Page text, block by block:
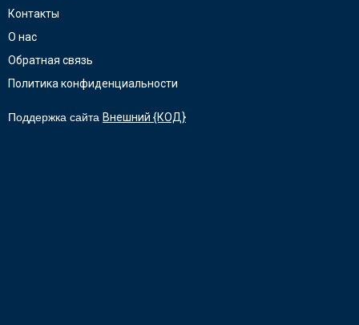
Контакты
О нас
Обратная связь
Политика конфиденциальности
Поддержка сайта Внешний {КОД}